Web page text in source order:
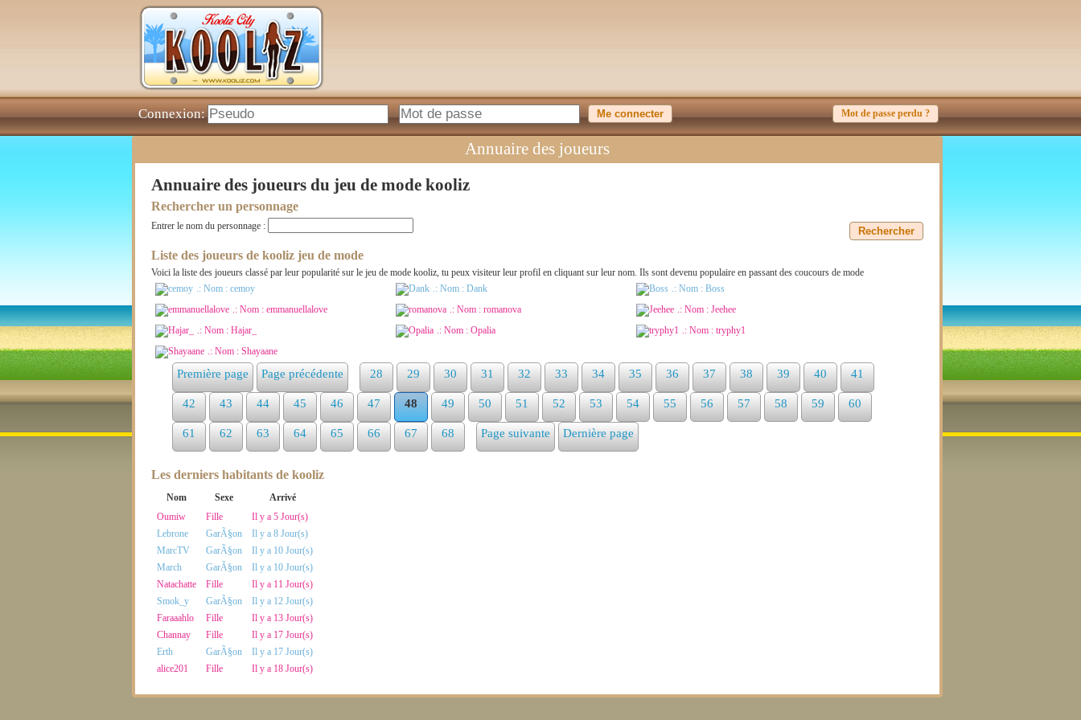
Connexion: Mot de passe perdu ?
Annuaire des joueurs
Annuaire des joueurs du jeu de mode kooliz
Rechercher un personnage
Entrer le nom du personnage :
Liste des joueurs de kooliz jeu de mode
Voici la liste des joueurs classé par leur popularité sur le jeu de mode kooliz, tu peux visiteur leur profil en cliquant sur leur nom. Ils sont devenu populaire en passant des coucours de mode
.: Nom : cemoy .: Nom : Dank .: Nom : Boss
.: Nom : emmanuellalove .: Nom : romanova .: Nom : Jeehee
.: Nom : Hajar_ .: Nom : Opalia .: Nom : tryphy1
.: Nom : Shayaane
Première page Page précédente 28 29 30 31 32 33 34 35 36 37 38 39 40 41
42 43 44 45 46 47 48 49 50 51 52 53 54 55 56 57 58 59 60
61 62 63 64 65 66 67 68 Page suivante Dernière page
Les derniers habitants de kooliz
Nom Sexe
Arrivé
Oumiw
Fille
Il y a 5 Jour(s)
Lebrone
GarÃ§on
Il y a 8 Jour(s)
MarcTV
GarÃ§on
Il y a 10 Jour(s)
March
GarÃ§on
Il y a 10 Jour(s)
Natachatte
Fille
Il y a 11 Jour(s)
Smok_y
GarÃ§on
Il y a 12 Jour(s)
Faraaahlo
Fille
Il y a 13 Jour(s)
Channay
Fille
Il y a 17 Jour(s)
Erth
GarÃ§on
Il y a 17 Jour(s)
alice201
Fille Il y a 18 Jour(s)